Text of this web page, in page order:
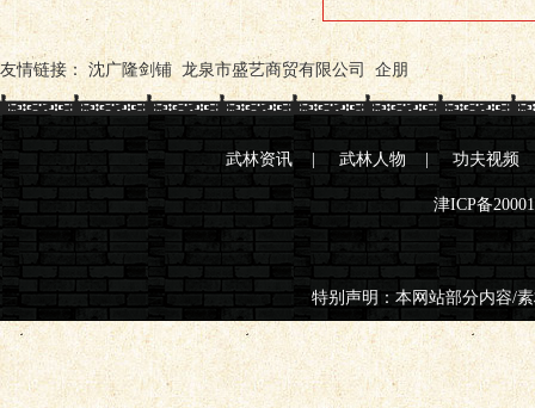
友情链接： 沈广隆剑铺 龙泉市盛艺商贸有限公司 企朋
武林资讯 |武林人物 |功夫视频
津ICP备
特别声明：本网站部分内容/